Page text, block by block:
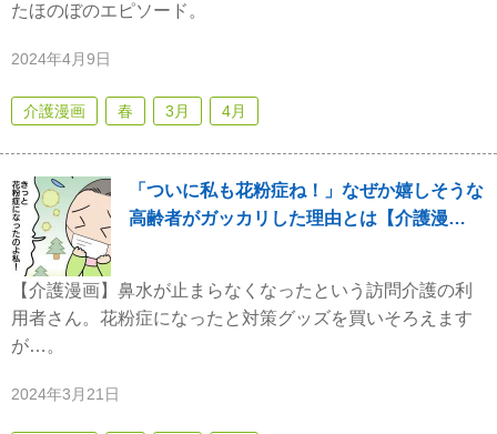
たほのぼのエピソード。
2024年4月9日
介護漫画 春 3月 4月
「ついに私も花粉症ね！」なぜか嬉しそうな
高齢者がガッカリした理由とは【介護漫…
【介護漫画】鼻水が止まらなくなったという訪問介護の利
用者さん。花粉症になったと対策グッズを買いそろえます
が…。
2024年3月21日